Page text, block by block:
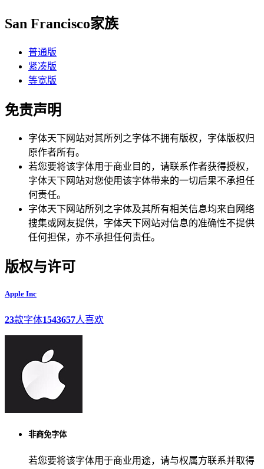
San Francisco家族
普通版
紧凑版
等宽版
免责声明
字体天下网站对其所列之字体不拥有版权，字体版权归
原作者所有。
若您要将该字体用于商业目的，请联系作者获得授权，
字体天下网站对您使用该字体带来的一切后果不承担任
何责任。
字体天下网站所列之字体及其所有相关信息均来自网络
搜集或网友提供，字体天下网站对信息的准确性不提供
任何担保，亦不承担任何责任。
版权与许可
Apple Inc
23款字体1543657人喜欢
非商免字体
若您要将该字体用于商业用途，请与权属方联系并取得